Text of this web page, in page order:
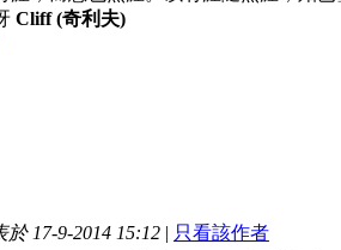
Cliff (奇利夫)
於 17-9-2014 15:12 | 只看該作者